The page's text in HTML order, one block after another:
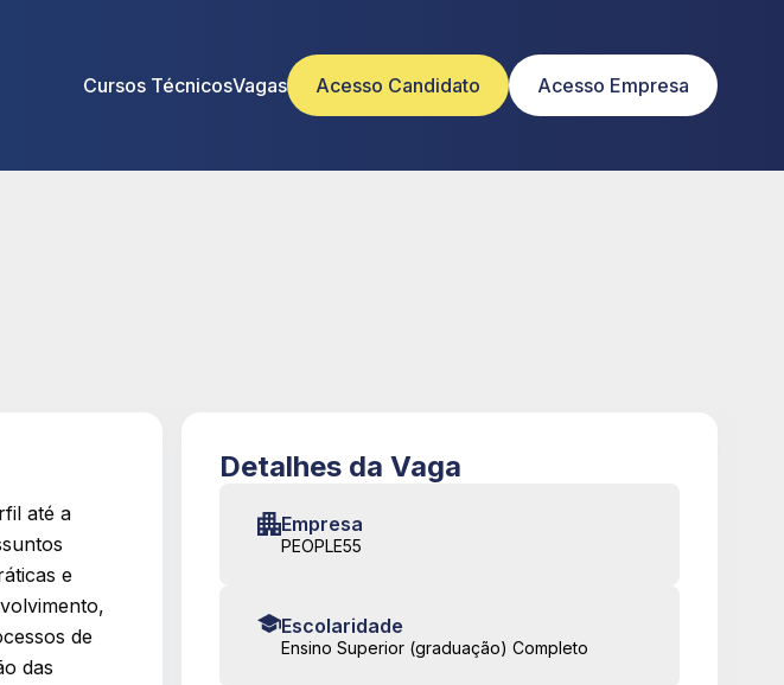
Cursos TécnicosVagas Acesso Candidato Acesso Empresa
até a
e
de
das
Detalhes da Vaga
Empresa
PEOPLE55
Escolaridade
Ensino Superior (graduação) Completo